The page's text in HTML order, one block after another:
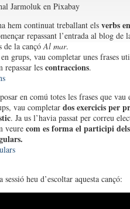
Jarmoluk en Pixabay
hem continuat treballant els verbs
repassant l’entrada al blog de
de la cançóAl mar.
grups, vau completar unes frases
repassar les contraccions.
en comú totes les frases que
vau completar dos exercicis per
. Ja us l’havia passat per correu
veure com es forma el participi
sessió heu d’escoltar aquesta cançó: